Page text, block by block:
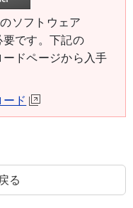
ソフトウェア
要です。下記の
ドページから入手
ド
る